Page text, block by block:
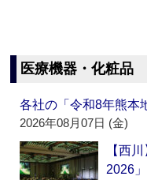
医療機器・化粧品
各社の「令和8年熊本
2026年08月07日 (金)
【西
2026